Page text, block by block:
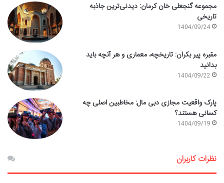
مجموعه گنجعلی خان کرمان: دیدنی‌ترین جاذبه
تاریخی
1404/09/24
مقبره پیر بکران: تاریخچه، معماری و هر آنچه باید
بدانید
1404/09/22
پارک واقعیت مجازی دبی مال: مخاطبین اصلی چه
کسانی هستند؟
1404/09/19
نظرات کاربران